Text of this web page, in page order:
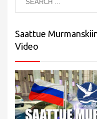
Saattue
Video